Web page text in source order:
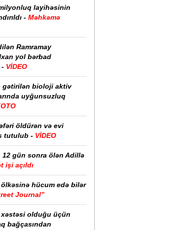
layihəsinin
- Məhkəmə
Ramramay
yol bərbad
- VİDEO
gətirilən bioloji aktiv
uyğunsuzluq
öldürən və evi
tutulub - VİDEO
gün sonra ölən Adillə
işi açıldı
ölkəsinə hücum edə bilər
Journal”
xəstəsi olduğu üçün
bağçasından